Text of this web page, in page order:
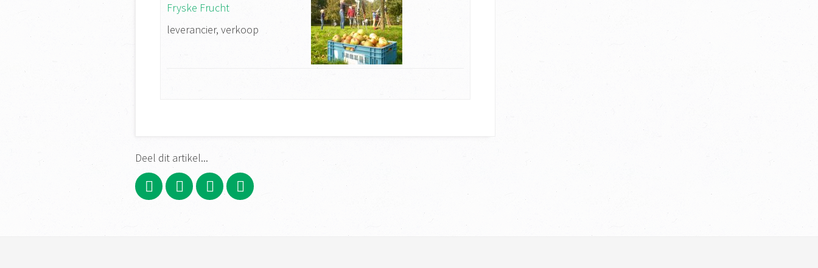
Fryske Frucht
leverancier, verkoop
Deel dit artikel...